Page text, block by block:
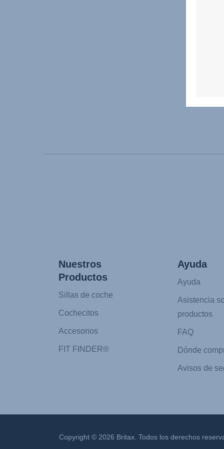
Nuestros
Productos
Sillas de coche
Cochecitos
Accesorios
FIT FINDER®
Ayuda
Ayuda
Asistencia
productos
FAQ
Dónde
Avisos de
Copyright © 2026 Britax. Todos los derechos